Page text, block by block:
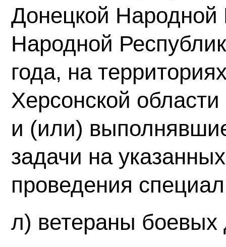
Донецкой Народной
Народной
года, на
Херсонской
и (или)
задачи на
проведения
л) ветераны боевых